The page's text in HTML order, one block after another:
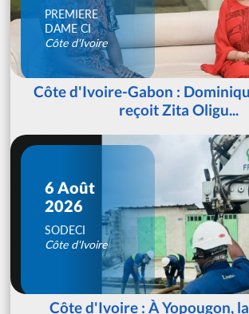
PREMIERE
DAME CI
Côte d'Ivoire
Côte d'Ivoire-Gabon :
reçoit Zita Oligu...
6 Août
2026
SODECI
Côte d'Ivoire
Côte d'Ivoire : À Yopougon,